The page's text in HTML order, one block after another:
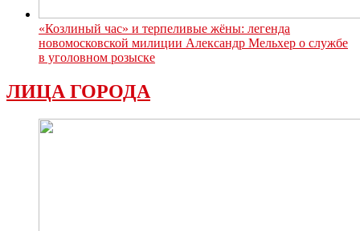
«Козлиный час» и терпеливые жёны: легенда
новомосковской милиции Александр Мельхер о службе
в уголовном розыске
ЛИЦА ГОРОДА